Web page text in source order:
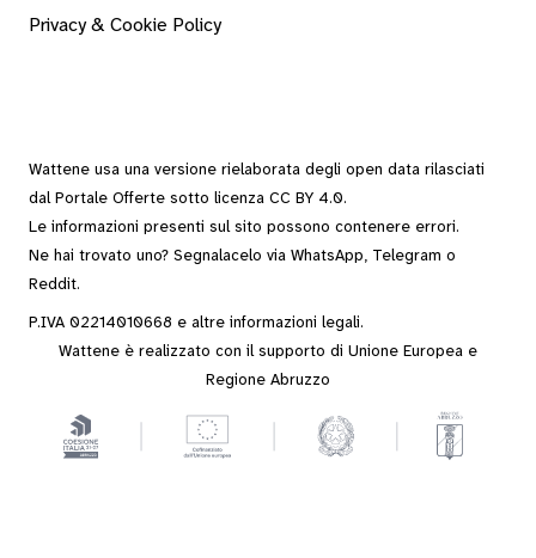
Privacy & Cookie Policy
Wattene usa una versione rielaborata degli open data rilasciati
dal Portale Offerte sotto licenza CC BY 4.0.
Le informazioni presenti sul sito possono contenere errori.
Ne hai trovato uno? Segnalacelo via WhatsApp, Telegram o
Reddit.
P.IVA 02214010668 e altre informazioni legali.
Wattene è realizzato con il supporto di Unione Europea e
Regione Abruzzo